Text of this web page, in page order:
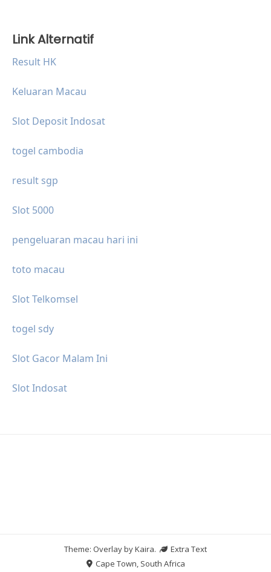
Link Alternatif
Result HK
Keluaran Macau
Slot Deposit Indosat
togel cambodia
result sgp
Slot 5000
pengeluaran macau hari ini
toto macau
Slot Telkomsel
togel sdy
Slot Gacor Malam Ini
Slot Indosat
Theme: Overlay byKaira.
Extra Text
Cape Town, South Africa